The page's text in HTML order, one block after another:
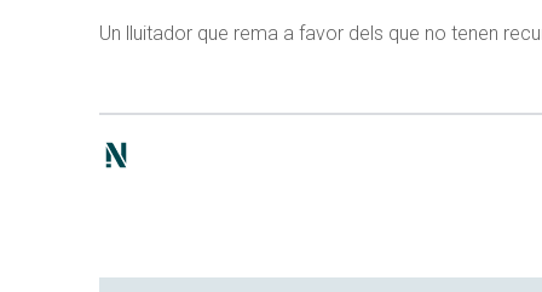
Un lluitador que rema a favor dels que no tenen